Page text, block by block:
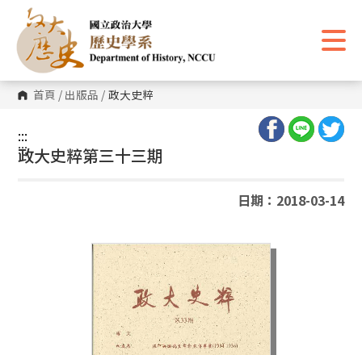
主
要
內
區
塊 首頁 / 出版品 / 政大史粹
:::
:::
政大史粹第三十三期
日期：2018-03-14